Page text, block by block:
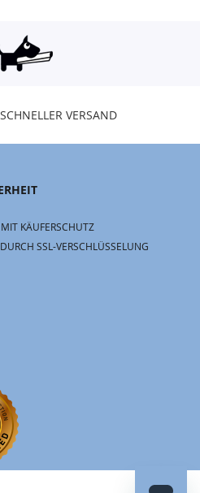
SCHNELLER VERSAND
KÄUFERSCHUTZ
SSL-VERSCHLÜSSELUNG